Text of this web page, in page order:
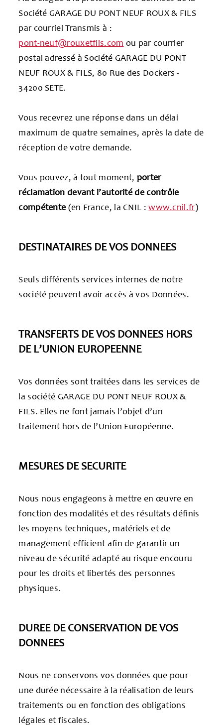
Société GARAGE DU PONT NEUF ROUX & FILS
par courriel Transmis à :
pont-neuf@rouxetfils.com ou par courrier
postal adressé à Société GARAGE DU PONT
NEUF ROUX & FILS, 80 Rue des Dockers -
34200 SETE.
Vous recevrez une réponse dans un délai
maximum de quatre semaines, après la date de
réception de votre demande.
Vous pouvez, à tout moment, porter
réclamation devant l’autorité de contrôle
compétente(en France, la CNIL :www.cnil.fr)
DESTINATAIRES DE VOS DONNEES
Seuls différents services internes de notre
société peuvent avoir accès à vos Données.
TRANSFERTS DE VOS DONNEES HORS
DE L’UNION EUROPEENNE
Vos données sont traitées dans les services de
la société GARAGE DU PONT NEUF ROUX &
FILS. Elles ne font jamais l’objet d’un
traitement hors de l’Union Européenne.
MESURES DE SECURITE
Nous nous engageons à mettre en œuvre en
fonction des modalités et des résultats définis
les moyens techniques, matériels et de
management efficient afin de garantir un
niveau de sécurité adapté au risque encouru
pour les droits et libertés des personnes
physiques.
DUREE DE CONSERVATION DE VOS
DONNEES
Nous ne conservons vos données que pour
une durée nécessaire à la réalisation de leurs
traitements ou en fonction des obligations
légales et fiscales.